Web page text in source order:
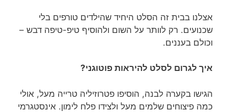
אצלנו בבית זה הסלט היחיד שהילדים טורפים בלי
שכנועים. רק לוותר על השום ולהוסיף טיפ-טיפה דבש –
וכולם בעננים.
איך לגרום לסלט להיראות פוטוגני?
הגישו בקערה לבנה, הוסיפו פטרוזיליה טרייה מעל, אולי
כמה פיצוחים שלמים מעל ולצידו פלח לימון. אינסטגרמי